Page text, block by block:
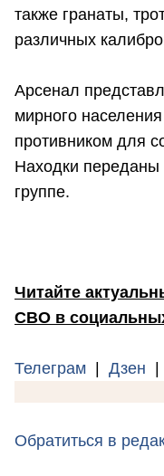
также гранаты,
различных
Арсенал
мирного
противником для
Находки переданы
группе.
Читайте
СВО в
Телеграм | Дзен |
Обратиться в